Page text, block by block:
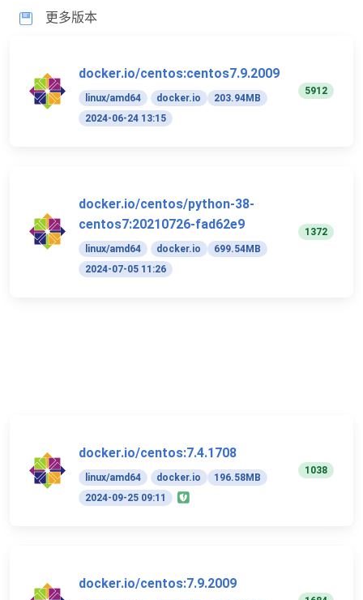
更多版本
docker.io/centos:centos7.9.2009
linux/amd64 docker.io
203.94MB
2024-06-24 13:15
5912
docker.io/centos/python-38-
centos7:20210726-fad62e9
linux/amd64 docker.io
699.54MB
2024-07-05 11:26
1372
docker.io/centos:7.4.1708
linux/amd64 docker.io
196.58MB
2024-09-25 09:11
1038
docker.io/centos:7.9.2009